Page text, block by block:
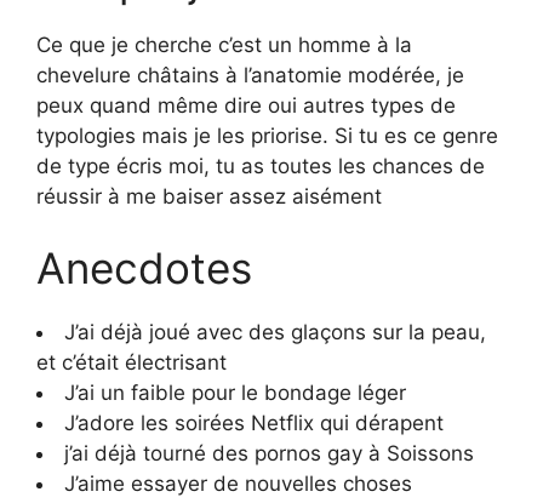
Ce que je cherche c’est un homme à la
chevelure châtains à l’anatomie modérée, je
peux quand même dire oui autres types de
typologies mais je les priorise. Si tu es ce genre
de type écris moi, tu as toutes les chances de
réussir à me baiser assez aisément
Anecdotes
J’ai déjà joué avec des glaçons sur la peau,
et c’était électrisant
J’ai un faible pour le bondage léger
J’adore les soirées Netflix qui dérapent
j’ai déjà tourné des pornos gay à Soissons
J’aime essayer de nouvelles choses